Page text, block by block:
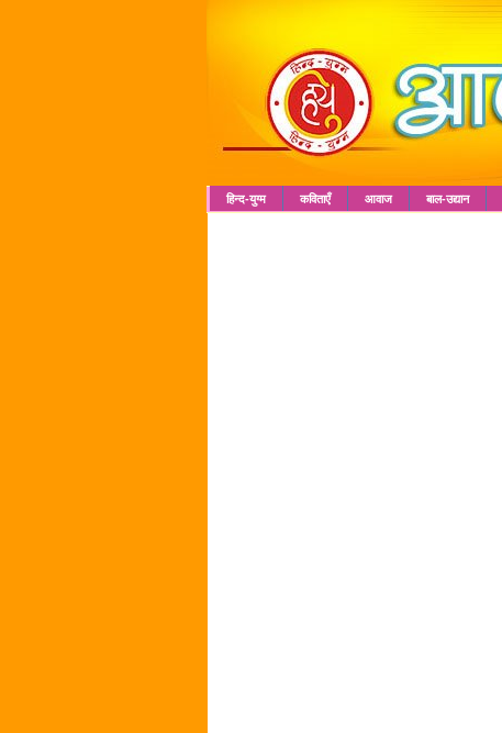
हिन्द-युग्म कविताएँ आवाज बाल-उद्यान